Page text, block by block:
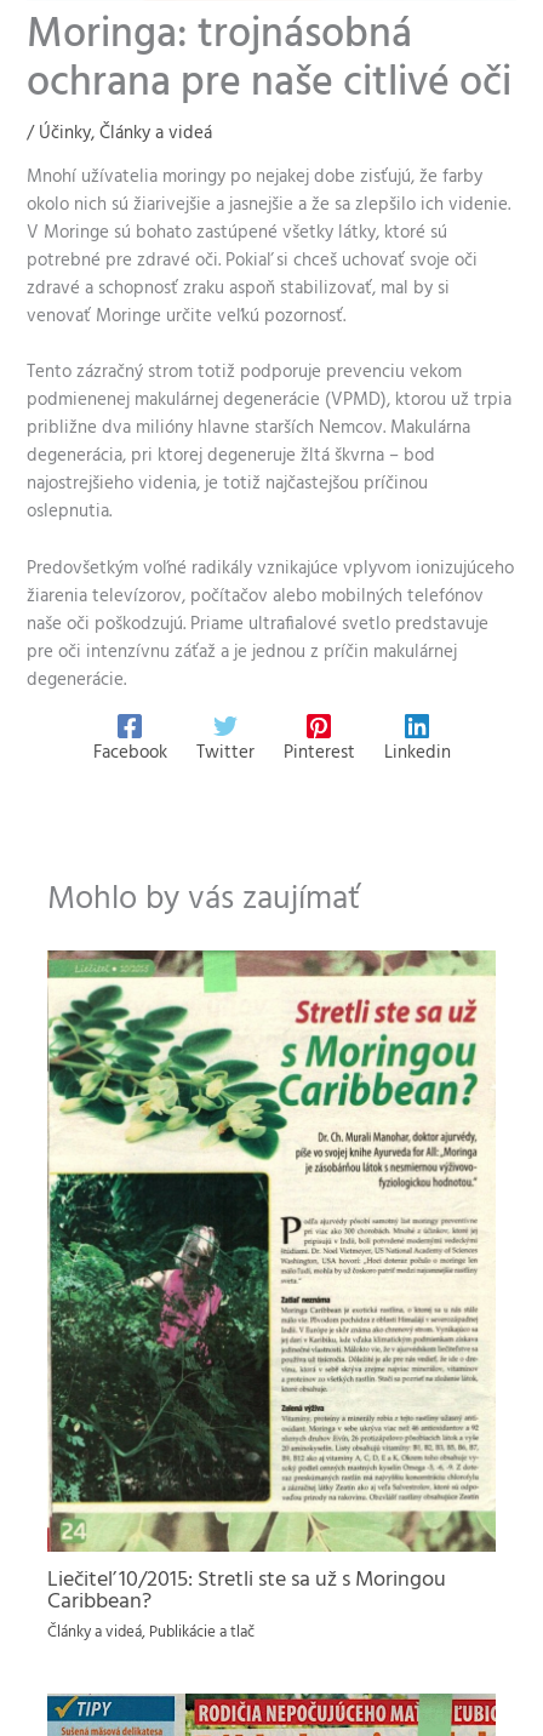
Moringa: trojnásobná
ochrana pre naše citlivé oči
/Účinky,Články a videá
Mnohí užívatelia moringy po nejakej dobe zisťujú, že farby
okolo nich sú žiarivejšie a jasnejšie a že sa zlepšilo ich videnie.
V Moringe sú bohato zastúpené všetky látky, ktoré sú
potrebné pre zdravé oči. Pokiaľ si chceš uchovať svoje oči
zdravé a schopnosť zraku aspoň stabilizovať, mal by si
venovať Moringe určite veľkú pozornosť.
Tento zázračný strom totiž podporuje prevenciu vekom
podmienenej makulárnej degenerácie (VPMD), ktorou už trpia
približne dva milióny hlavne starších Nemcov. Makulárna
degenerácia, pri ktorej degeneruje žltá škvrna – bod
najostrejšieho videnia, je totiž najčastejšou príčinou
oslepnutia.
Predovšetkým voľné radikály vznikajúce vplyvom ionizujúceho
žiarenia televízorov, počítačov alebo mobilných telefónov
naše oči poškodzujú. Priame ultrafialové svetlo predstavuje
pre oči intenzívnu záťaž a je jednou z príčin makulárnej
degenerácie.
Facebook Twitter Pinterest Linkedin
Mohlo by vás zaujímať
Liečiteľ 10/2015: Stretli ste sa už s Moringou
Caribbean?
Články a videá, Publikácie a tlač